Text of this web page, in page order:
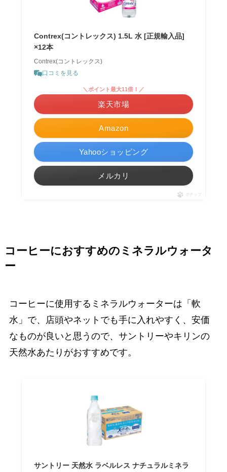
Contrex(コントレックス) 1.5L 水 [正規輸入品]
×12本
Contrex(コントレックス)
口コミを見る
Amazon
＼ポイント最大11倍！／
楽天市場
Yahooショッピング
メルカリ
ポチップ
コーヒーにおすすめのミネラルウォータ
ー
コーヒーに使用するミネラルウォーターは「軟
水」で、店頭やネットでも手に入れやすく、安価
なものが良いと思うので、サントリーやキリンの
天然水あたりがおすすめです。
サントリー 天然水 ラベルレス ナチュラルミネラ